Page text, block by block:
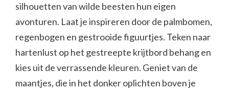
silhouetten van wilde beesten hun eigen
avonturen. Laat je inspireren door de palmbomen,
regenbogen en gestrooide figuurtjes. Teken naar
hartenlust op het gestreepte krijtbord behang en
kies uit de verrassende kleuren. Geniet van de
maantjes, die in het donker oplichten boven je